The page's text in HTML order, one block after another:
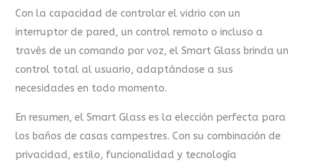
Con la capacidad de controlar el vidrio con un
interruptor de pared, un control remoto o incluso a
través de un comando por voz, el Smart Glass brinda un
control total al usuario, adaptándose a sus
necesidades en todo momento.
En resumen, el Smart Glass es la elección perfecta para
los baños de casas campestres. Con su combinación de
privacidad, estilo, funcionalidad y tecnología